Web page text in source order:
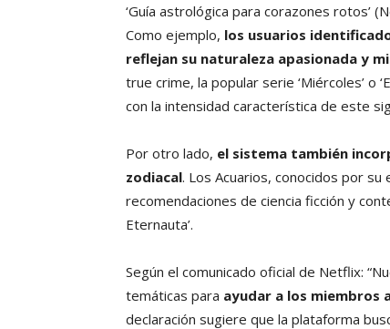
‘Guía astrológica para corazones rotos’
Como ejemplo, los usuarios
reflejan su naturaleza apasionada y
true crime, la popular serie ‘Miércoles’ o
con la intensidad característica de este
Por otro lado, el sistema también
zodiacal. Los Acuarios, conocidos por
recomendaciones de ciencia ficción y
Eternauta’.
Según el comunicado oficial de Netflix:
temáticas para ayudar a los miembros
declaración sugiere que la plataforma